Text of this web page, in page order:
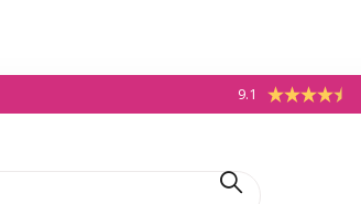
9.1